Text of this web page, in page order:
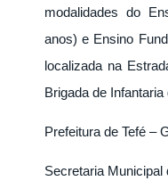
modalidades do
anos) e Ensino
localizada na
Brigada de Infantaria
Prefeitura de Tefé –
Secretaria